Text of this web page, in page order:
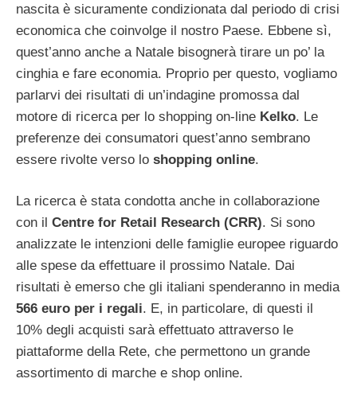
nascita è sicuramente condizionata dal periodo di crisi
economica che coinvolge il nostro Paese. Ebbene sì,
quest’anno anche a Natale bisognerà tirare un po’ la
cinghia e fare economia. Proprio per questo, vogliamo
parlarvi dei risultati di un’indagine promossa dal
motore di ricerca per lo shopping on-line Kelko. Le
preferenze dei consumatori quest’anno sembrano
essere rivolte verso lo shopping online.
La ricerca è stata condotta anche in collaborazione
con il Centre for Retail Research (CRR). Si sono
analizzate le intenzioni delle famiglie europee riguardo
alle spese da effettuare il prossimo Natale. Dai
risultati è emerso che gli italiani spenderanno in media
566 euro per i regali. E, in particolare, di questi il
10% degli acquisti sarà effettuato attraverso le
piattaforme della Rete, che permettono un grande
assortimento di marche e shop online.